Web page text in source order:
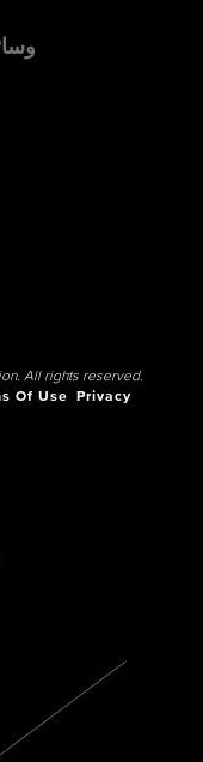
All rights reserved.
Of Use
Privacy